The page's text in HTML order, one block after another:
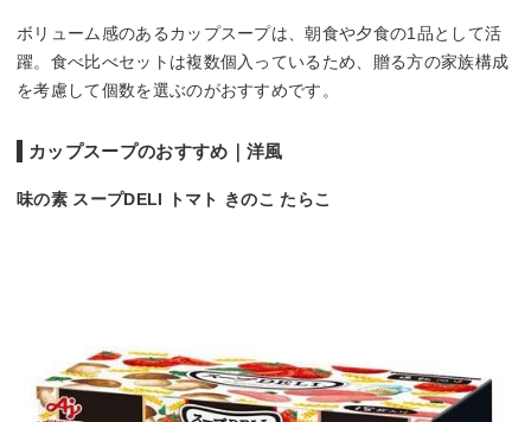
ボリューム感のあるカップスープは、朝食や夕食の1品として活
躍。食べ比べセットは複数個入っているため、贈る方の家族構成
を考慮して個数を選ぶのがおすすめです。
カップスープのおすすめ｜洋風
味の素 スープDELI トマト きのこ たらこ